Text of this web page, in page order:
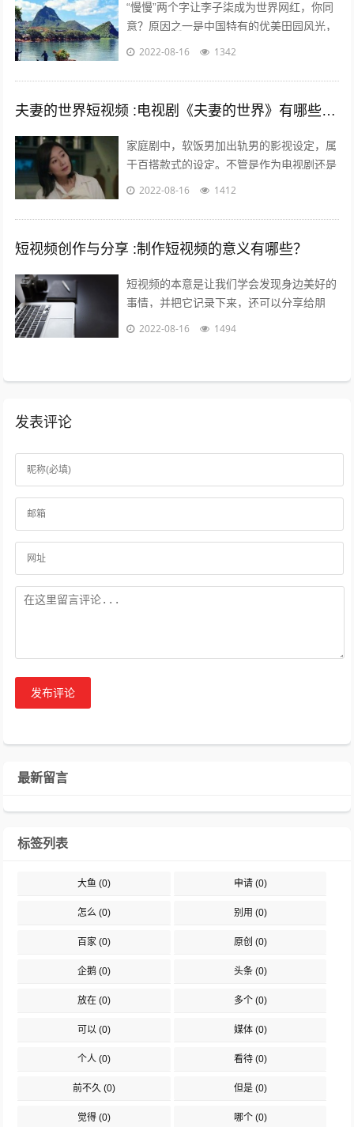
“慢慢”两个字让李子柒成为世界网红，你同
意？原因之一是中国特有的优美田园风光，
慢慢出现。二是历史悠久的中国农耕生活，
2022-08-16 1342
夫妻的世界短视频 :电视剧《夫妻的世界》有哪些槽点？
家庭剧中，软饭男加出轨男的影视设定，属
于百搭款式的设定。不管是作为电视剧还是
电影，长的短的都有讲不完的故事；也都能
2022-08-16 1412
短视频创作与分享 :制作短视频的意义有哪些？
短视频的本意是让我们学会发现身边美好的
事情，并把它记录下来，还可以分享给朋
友，制作短视频的意义在于让关心你的人了
2022-08-16 1494
发表评论
发布评论
最新留言
标签列表
大鱼 (0) 申请(0)
怎么 (0) 别用 (0)
百家 (0) 原创 (0)
企鹅 (0) 头条(0)
放在 (0) 多个(0)
可以 (0) 媒体(0)
个人 (0) 看待(0)
前不久 (0) 但是(0)
觉得 (0) 哪个(0)